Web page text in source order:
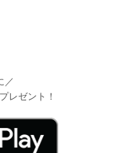
／
レゼント！